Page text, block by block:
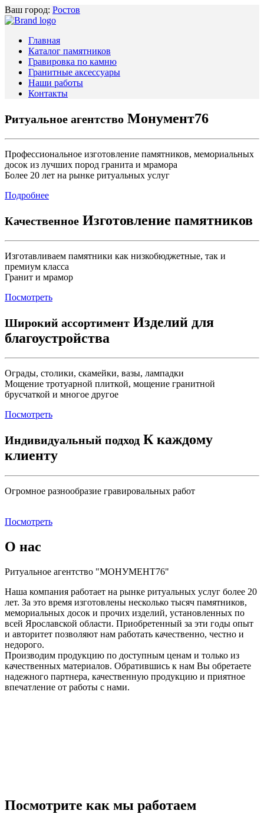
Ваш город: Ростов
Главная
Каталог памятников
Гравировка по камню
Гранитные аксессуары
Наши работы
Контакты
Ритуальное агентство Монумент76
Профессиональное изготовление памятников, мемориальных
досок из лучших пород гранита и мрамора
Более 20 лет на рынке ритуальных услуг
Подробнее
Качественное Изготовление памятников
Изготавливаем памятники как низкобюджетные, так и
премиум класса
Гранит и мрамор
Посмотреть
Широкий ассортимент Изделий для
благоустройства
Ограды, столики, скамейки, вазы, лампадки
Мощение тротуарной плиткой, мощение гранитной
брусчаткой и многое другое
Посмотреть
Индивидуальный подход К каждому
клиенту
Огромное разнообразие гравировальных работ
Посмотреть
О нас
Ритуальное агентство "МОНУМЕНТ76"
Наша компания работает на рынке ритуальных услуг более 20
лет. За это время изготовлены несколько тысяч памятников,
мемориальных досок и прочих изделий, установленных по
всей Ярославской области. Приобретенный за эти годы опыт
и авторитет позволяют нам работать качественно, честно и
недорого.
Производим продукцию по доступным ценам и только из
качественных материалов. Обратившись к нам Вы обретаете
надежного партнера, качественную продукцию и приятное
впечатление от работы с нами.
Посмотрите как мы работаем